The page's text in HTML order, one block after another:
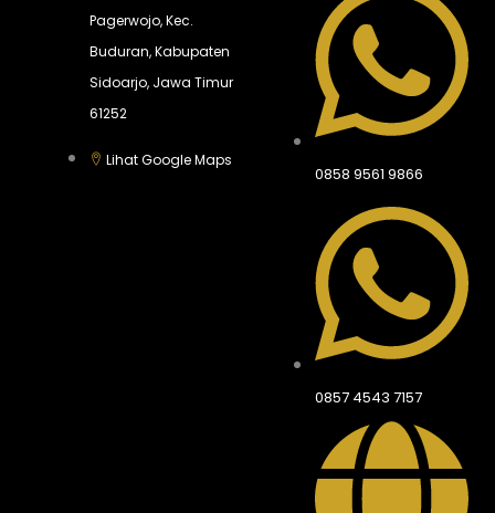
Pagerwojo, Kec.
Buduran, Kabupaten
Sidoarjo, Jawa Timur
61252
Lihat Google Maps
0858 9561 9866
0857 4543 7157